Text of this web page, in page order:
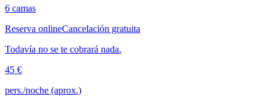
6 camas
Reserva onlineCancelación gratuita
Todavía no se te cobrará nada.
45 €
pers./noche (aprox.)